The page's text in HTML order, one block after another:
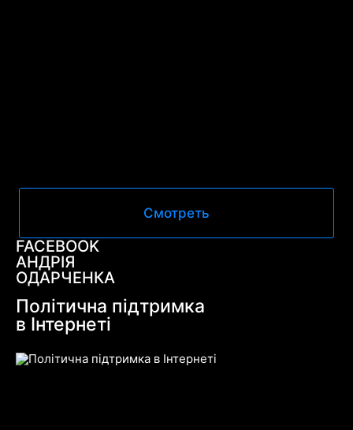
Смотреть
FACEBOOK
АНДРІЯ
ОДАРЧЕНКА
Політична підтримка
в Інтернеті